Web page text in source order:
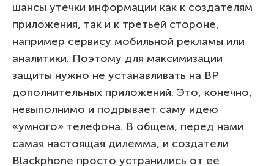
шансы утечки информации как к создателям
приложения, так и к третьей стороне,
например сервису мобильной рекламы или
аналитики. Поэтому для максимизации
защиты нужно не устанавливать на BP
дополнительных приложений. Это, конечно,
невыполнимо и подрывает саму идею
«умного» телефона. В общем, перед нами
самая настоящая дилемма, и создатели
Blackphone просто устранились от ее